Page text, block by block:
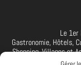
Le 1er
Gastronomie, Hôtels,
Shopping, Villages et
interviews, des